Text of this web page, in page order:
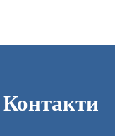
Контакти